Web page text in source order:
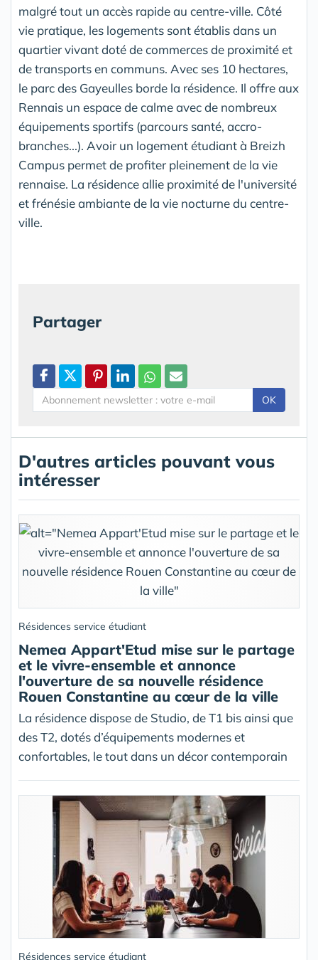
malgré tout un accès rapide au centre-ville. Côté
vie pratique, les logements sont établis dans un
quartier vivant doté de commerces de proximité et
de transports en communs. Avec ses 10 hectares,
le parc des Gayeulles borde la résidence. Il offre aux
Rennais un espace de calme avec de nombreux
équipements sportifs (parcours santé, accro-
branches...). Avoir un logement étudiant à Breizh
Campus permet de profiter pleinement de la vie
rennaise. La résidence allie proximité de l'université
et frénésie ambiante de la vie nocturne du centre-
ville.
Partager
OK
D'autres articles pouvant vous
intéresser
Résidences service étudiant
Nemea Appart'Etud mise sur le partage
et le vivre-ensemble et annonce
l'ouverture de sa nouvelle résidence
Rouen Constantine au cœur de la ville
La résidence dispose de Studio, de T1 bis ainsi que
des T2, dotés d’équipements modernes et
confortables, le tout dans un décor contemporain
Résidences service étudiant